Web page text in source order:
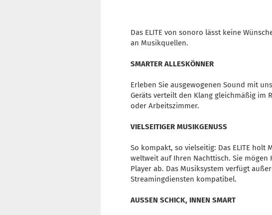
Das ELITE von sonoro lässt keine
an Musikquellen.
SMARTER ALLESKÖNNER
Erleben Sie ausgewogenen Sound mit
Geräts verteilt den Klang gleichmäßig im
oder Arbeitszimmer.
VIELSEITIGER MUSIKGENUSS
So kompakt, so vielseitig: Das ELITE
weltweit auf Ihren Nachttisch. Sie
Player ab. Das Musiksystem verfügt
Streamingdiensten kompatibel.
AUSSEN SCHICK, INNEN SMART